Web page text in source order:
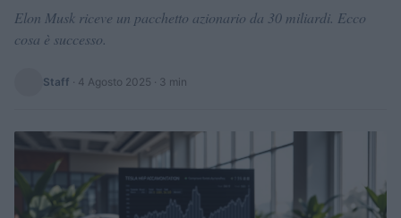
Elon Musk riceve un pacchetto azionario da 30 miliardi. Ecco
cosa è successo.
Staff · 4 Agosto 2025 · 3 min